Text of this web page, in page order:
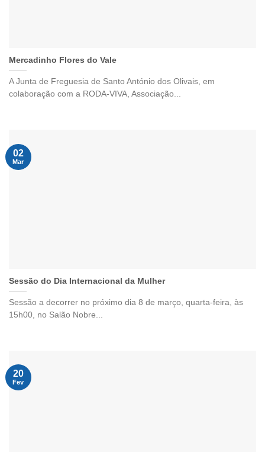
Mercadinho Flores do Vale
A Junta de Freguesia de Santo António dos Olivais, em
colaboração com a RODA-VIVA, Associação...
Sessão do Dia Internacional da Mulher
Sessão a decorrer no próximo dia 8 de março, quarta-feira, às
15h00, no Salão Nobre...
02
Mar
20
Fev